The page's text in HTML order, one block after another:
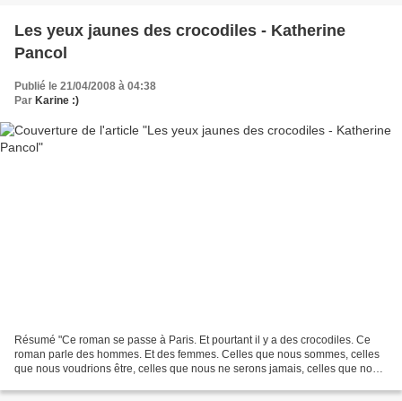
Les yeux jaunes des crocodiles - Katherine
Pancol
Publié le 21/04/2008 à 04:38
Par Karine :)
Résumé "Ce roman se passe à Paris. Et pourtant il y a des crocodiles. Ce
roman parle des hommes. Et des femmes. Celles que nous sommes, celles
que nous voudrions être, celles que nous ne serons jamais, celles que nous